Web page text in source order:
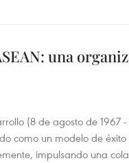
una
(8 de agosto de 1967
como un modelo de
impulsando una